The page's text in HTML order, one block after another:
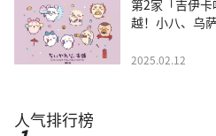
第2家「吉伊卡
越！小八、乌
2025.02.12
人气排行榜